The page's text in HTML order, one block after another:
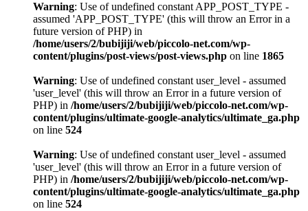
Warning: Use of undefined constant APP_POST_TYPE -
assumed 'APP_POST_TYPE' (this will throw an Error in a
future version of PHP) in
/home/users/2/bubijiji/web/piccolo-net.com/wp-
content/plugins/post-views/post-views.php on line 1865
Warning: Use of undefined constant user_level - assumed
'user_level' (this will throw an Error in a future version of
PHP) in /home/users/2/bubijiji/web/piccolo-net.com/wp-
content/plugins/ultimate-google-analytics/ultimate_ga.php
on line 524
Warning: Use of undefined constant user_level - assumed
'user_level' (this will throw an Error in a future version of
PHP) in /home/users/2/bubijiji/web/piccolo-net.com/wp-
content/plugins/ultimate-google-analytics/ultimate_ga.php
on line 524